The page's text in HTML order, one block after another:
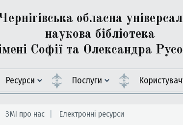
Чернігівська обласна
наукова бібліотека
Софії та Олександра
Ресурси Послуги
ЗМІ про нас Електронні ресурси